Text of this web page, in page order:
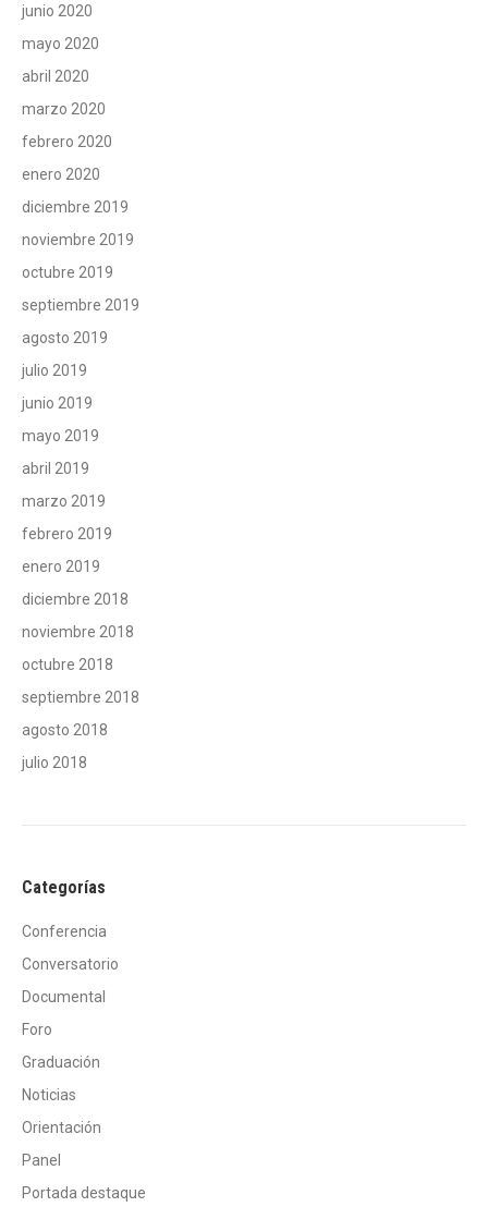
junio 2020
mayo 2020
abril 2020
marzo 2020
febrero 2020
enero 2020
diciembre 2019
noviembre 2019
octubre 2019
septiembre 2019
agosto 2019
julio 2019
junio 2019
mayo 2019
abril 2019
marzo 2019
febrero 2019
enero 2019
diciembre 2018
noviembre 2018
octubre 2018
septiembre 2018
agosto 2018
julio 2018
Categorías
Conferencia
Conversatorio
Documental
Foro
Graduación
Noticias
Orientación
Panel
Portada destaque